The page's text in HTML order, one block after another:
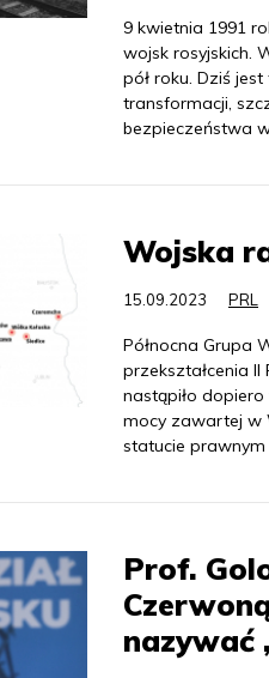
9 kwietnia 1991
wojsk rosyjskich.
pół roku. Dziś
transformacji,
bezpieczeństwa
Wojska
15.09.2023 PRL
Północna Grupa
przekształcenia
nastąpiło
mocy zawartej w
statucie prawnym
Prof.
nazywać